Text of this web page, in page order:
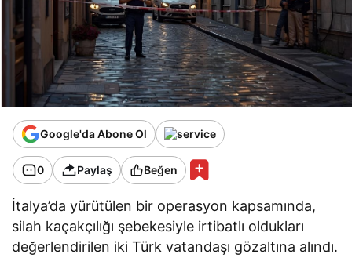
Google'da Abone Ol
0 Paylaş Beğen
İtalya’da yürütülen bir operasyon kapsamında,
silah kaçakçılığı şebekesiyle irtibatlı oldukları
değerlendirilen iki Türk vatandaşı gözaltına alındı.